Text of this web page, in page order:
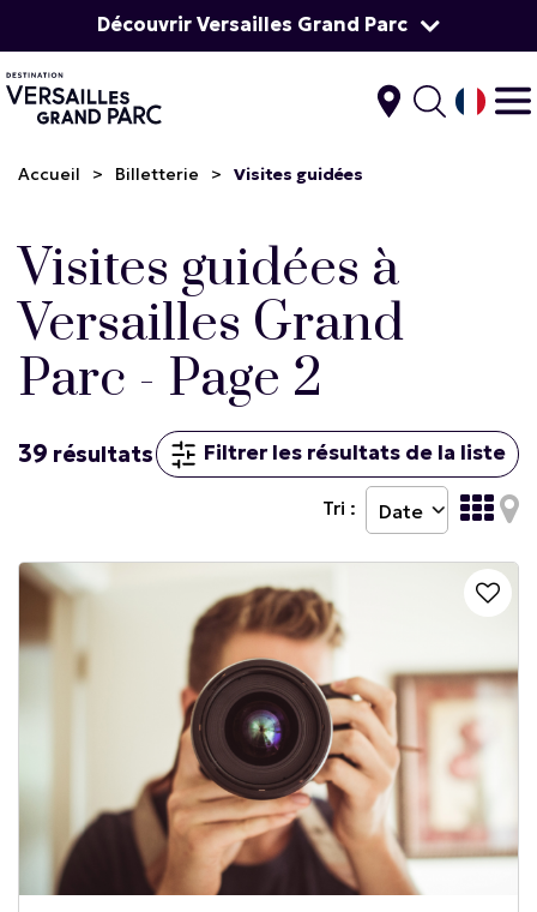
Découvrir Versailles Grand Parc
Accueil > Billetterie > Visites guidées
Visites guidées à
Versailles Grand
Parc - Page 2
39 résultats Filtrer les résultats de la liste
Tri :